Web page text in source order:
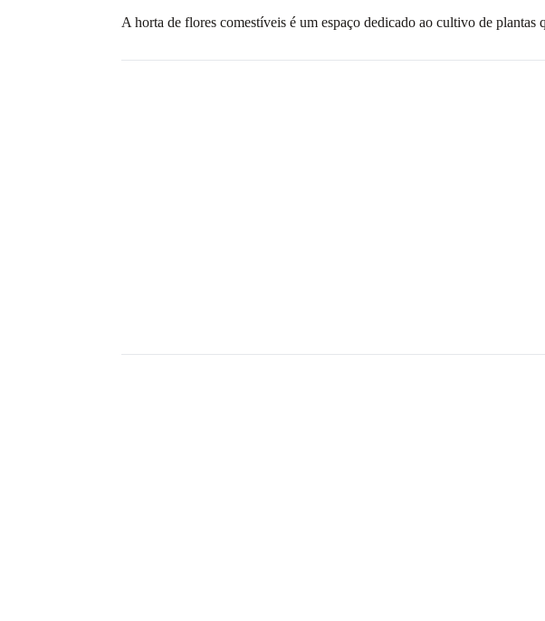
A horta de flores comestíveis é um espaço dedicado ao cultivo de